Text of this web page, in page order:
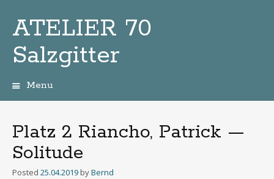
ATELIER 70
Salzgitter
Menu
Platz 2 Riancho, Patrick —
Solitude
Posted 25.04.2019 byBernd